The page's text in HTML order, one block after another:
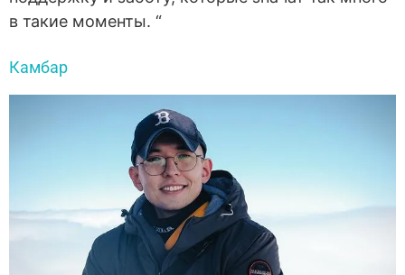
в такие моменты. “
Камбар